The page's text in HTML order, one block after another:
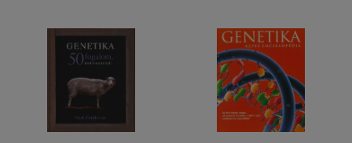
Olasz(1)
Orosz - angol
Portugál(2)
több nyelv megjelenítése